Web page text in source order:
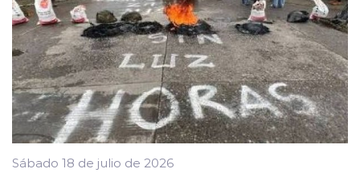
Sábado 18 de julio de 2026